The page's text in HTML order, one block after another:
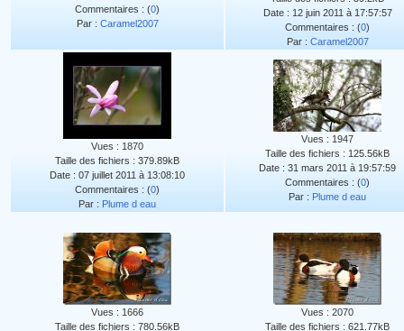
Commentaires : (0)
Par : Caramel2007
Date : 12 juin 2011 à 17:57:57
Commentaires : (0)
Par : Caramel2007
Vues : 1870
Taille des fichiers : 379.89kB
Date : 07 juillet 2011 à 13:08:10
Commentaires : (0)
Par : Plume d eau
Vues : 1947
Taille des fichiers : 125.56kB
Date : 31 mars 2011 à 19:57:59
Commentaires : (0)
Par : Plume d eau
Vues : 1666
Taille des fichiers : 780.56kB
Vues : 2070
Taille des fichiers : 621.77kB